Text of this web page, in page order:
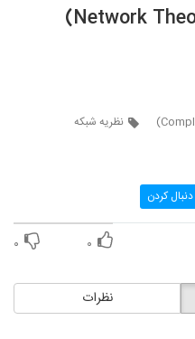
نظریه شبکه
دنبال کردن
۰ ۰
نظرات